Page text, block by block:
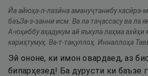
Йа айюҳа-л-лазӣна амануҷтанибу касӣра-
баъЗа-з-занни исм. Ва ла таҷассасу ва ла
А-юҳиббу аҳадукум ай яъкула лаҳма ахӣҳи
кариҳтумуҳ. Ва-т-тақуллоҳ. Инналлоҳа
Эй ононе, ки имон овардаед, аз
бипарҳезед! Ба дурусти ки баъзе